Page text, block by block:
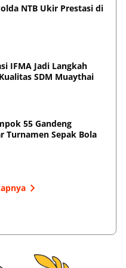
NTB Ukir Prestasi di
IFMA Jadi Langkah
SDM Muaythai
55 Gandeng
Turnamen Sepak Bola